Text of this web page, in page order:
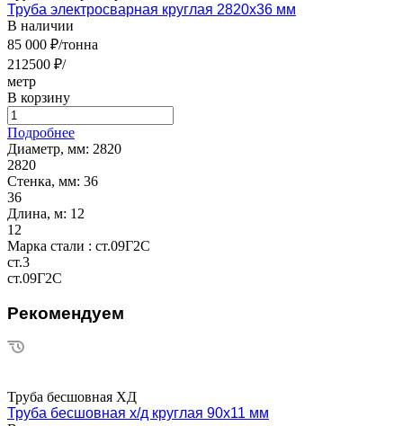
Труба электросварная круглая 2820х36 мм
В наличии
85 000 ₽/тонна
212500 ₽/
метр
В корзину
Подробнее
Диаметр, мм: 2820
2820
Стенка, мм: 36
36
Длина, м: 12
12
Марка стали : ст.09Г2С
ст.3
ст.09Г2С
Рекомендуем
Труба бесшовная ХД
Труба бесшовная х/д круглая 90х11 мм